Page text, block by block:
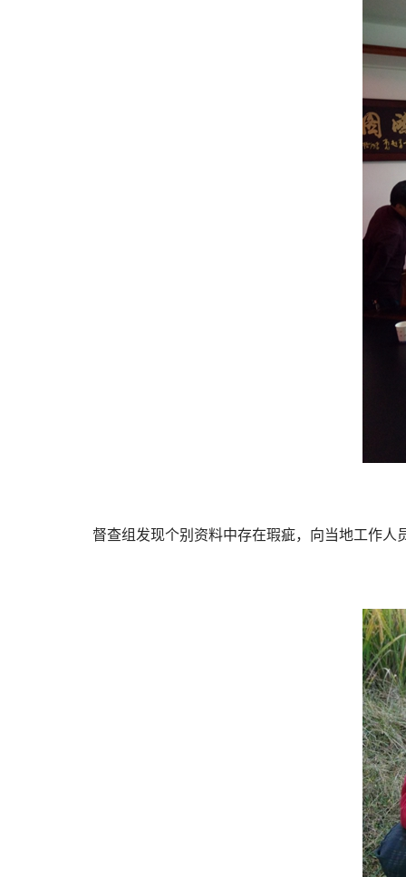
督查组发现个别资料中存在瑕疵，向当地工作人